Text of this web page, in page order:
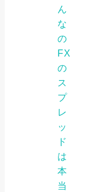
ん
な
の
FX
の
ス
プ
レ
ッ
ド
は
本
当